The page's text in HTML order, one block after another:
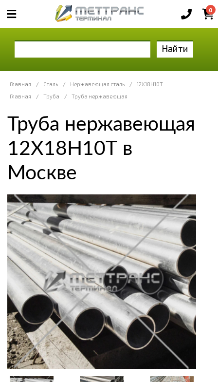
0
Найти
Главная / Сталь / Нержавеющая сталь /
12Х18Н10Т
Главная
/ Труба / Труба нержавеющая
Труба нержавеющая
12Х18Н10Т в
Москве